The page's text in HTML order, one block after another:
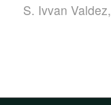
S. Ivvan Valdez,